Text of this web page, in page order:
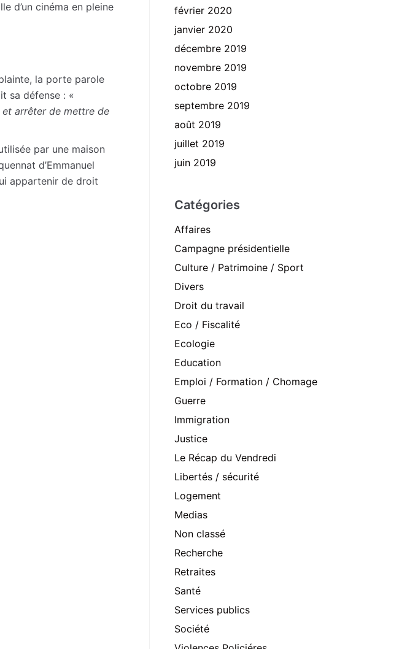
d’un cinéma en pleine
la porte parole
sa défense : «
arrêter de mettre de
par une maison
d’Emmanuel
appartenir de droit
février 2020
janvier 2020
décembre 2019
novembre 2019
octobre 2019
septembre 2019
août 2019
juillet 2019
juin 2019
Catégories
Affaires
Campagne présidentielle
Culture / Patrimoine / Sport
Divers
Droit du travail
Eco / Fiscalité
Ecologie
Education
Emploi / Formation / Chomage
Guerre
Immigration
Justice
Le Récap du Vendredi
Libertés / sécurité
Logement
Medias
Non classé
Recherche
Retraites
Santé
Services publics
Société